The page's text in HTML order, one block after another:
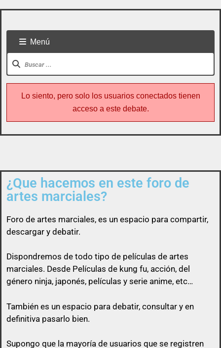
Todo usuario puede colaborar subiendo cualquier
cosa referente a artes marciales
queda prohibido citar en los posts a
vas a responder.
Menú
Lo siento, pero solo los usuarios conectados tienen
acceso a este debate.
¿Que hacemos en este foro de
artes marciales?
Foro de artes marciales, es un espacio para compartir,
descargar y debatir.
Dispondremos de todo tipo de películas de artes
marciales. Desde Películas de kung fu, acción, del
género ninja, japonés, películas y serie anime, etc…
También es un espacio para debatir, consultar y en
definitiva pasarlo bien.
Supongo que la mayoría de usuarios que se registren